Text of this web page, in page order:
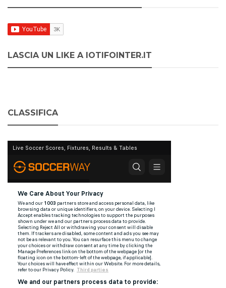
LASCIA UN LIKE A IOTIFOINTER.IT
CLASSIFICA